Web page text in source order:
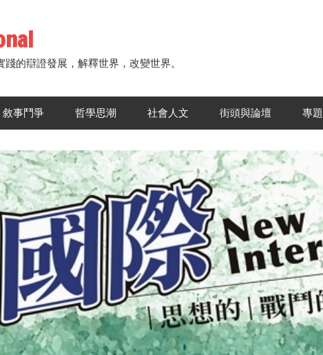
的辯證發展，解釋世界，改變世界。
敘事鬥爭 哲學思潮 社會人文 街頭與論壇 專題